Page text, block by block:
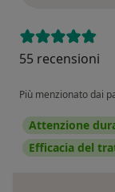
55 recensioni
Più menzionato dai
Attenzione
Efficacia del